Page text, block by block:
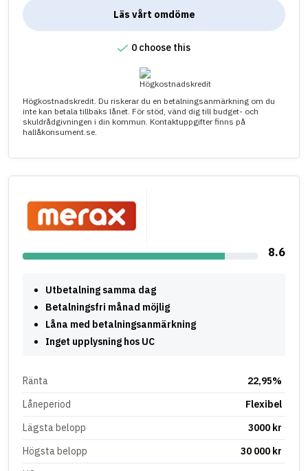
Läs vårt omdöme
0 choose this
Högkostnadskredit. Du riskerar du en betalningsanmärkning om du
inte kan betala tillbaks lånet. För stöd, vänd dig till budget- och
skuldrådgivningen i din kommun. Kontaktuppgifter finns på
hallåkonsument.se.
8.6
Utbetalning samma dag
Betalningsfri månad möjlig
Låna med betalningsanmärkning
Inget upplysning hos UC
Ränta
22,95%
Låneperiod
Flexibel
Lägsta belopp
3000 kr
Högsta belopp
30 000 kr